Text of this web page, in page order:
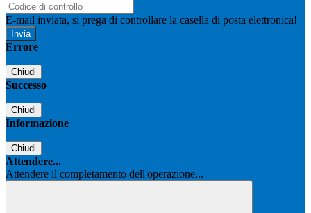
E-mail inviata, si prega di controllare la casella di posta elettronica!
Errore
Chiudi
Successo
Chiudi
Informazione
Chiudi
Attendere...
Attendere il completamento dell'operazione...